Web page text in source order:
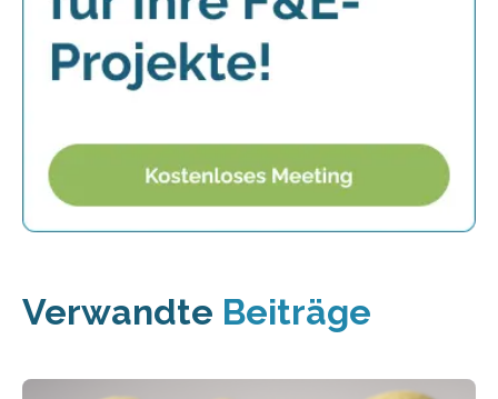
Verwandte Beiträge